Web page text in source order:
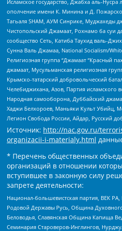
Исламское государство, Джабха аль-
ополчение имени К. Минина и Д.
Тагьаля SHAM, АУМ Синрике, Муджахеды
Чистопольский Джамаат, Рохнамо ба суи
сообщество Сеть, Катиба Таухид валь-
Сунна Валь Джамаа, National Socialism/
Религиозная группа “Джамаат “Красный
джамаат, Мусульманская религиозная
Крымско-татарский добровольческий
Челебиджихана, Азов, Партия исламского
Народная самооборона, Дуббайский
Хаджи Белхороев, Маньяки Культ Убийц,
Легион Свобода России, Айдар, Русский
Источник: http://nac.gov.ru/
organizacii-i-materialy.html
* Перечень общественных
организаций в отношении
вступившее в законную силу
запрете деятельности:
Национал-большевистская партия, ВЕК
Родовой Державы Русь, Община
Беловодья, Славянская Община Капища
Семинария Староверов-Инглингов,